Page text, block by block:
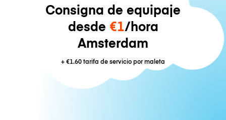
Consigna de equipaje
desde €1/hora
Amsterdam
+€1.60tarifa de servicio por maleta